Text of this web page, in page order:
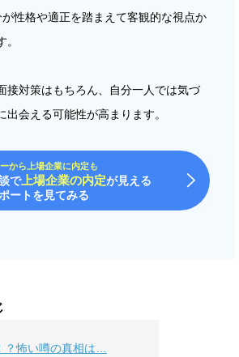
性格や適正を踏まえて客観的な視点か
接対策はもちろん、自分一人では気づ
出会える可能性が高まります。
から上場企業に内定も
で上場企業の内定が見える
ートを見てみる
？怖い噂の真相は…